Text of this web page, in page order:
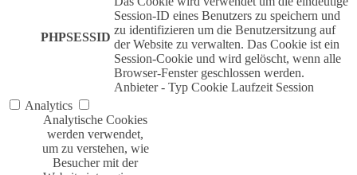
PHPSESSID
Session-ID eines Benutzers zu speichern und
zu identifizieren um die Benutzersitzung auf
der Website zu verwalten. Das Cookie ist ein
Session-Cookie und wird gelöscht, wenn alle
Browser-Fenster geschlossen werden.
Anbieter - Typ Cookie Laufzeit Session
Analytics
Analytische Cookies
werden verwendet,
um zu verstehen, wie
Besucher mit der